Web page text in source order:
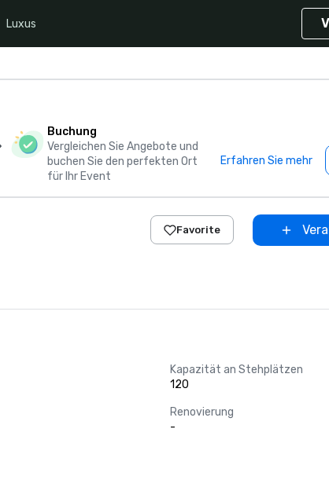
Luxus
Buchung
Vergleichen Sie Angebote und
buchen Sie den perfekten Ort
für Ihr Event
Erfahren Sie mehr
Favorite
Kapazität an Stehplätzen
120
Renovierung
-